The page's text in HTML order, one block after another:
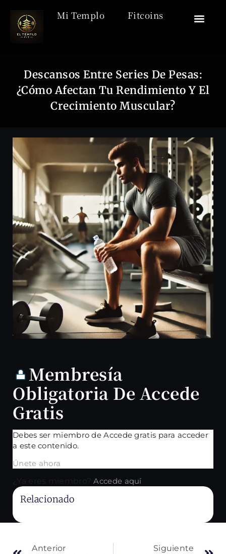
Mi Templo Fitcoins
Descansos Entre Series De Pesas:
¿Cómo Afectan Tu Rendimiento Y El
Crecimiento Muscular?
Membresía
Obligatoria De Accede
Gratis
Debes ser miembro de Accede gratis para acceder
a este contenido.
Únete ahora
¿Ya eres miembro?Accede aquí
Relacionado
Anterior Siguiente